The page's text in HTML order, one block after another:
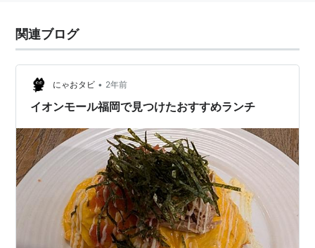
関連ブログ
にゃおタビ • 2年前
イオンモール福岡で見つけたおすすめランチ